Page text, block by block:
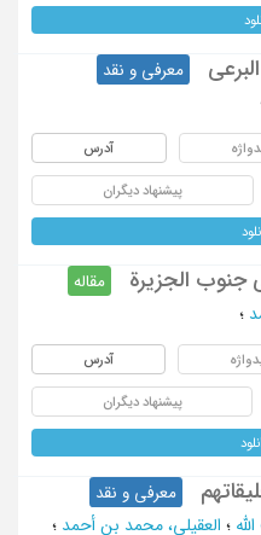
معرفی و نقد
آدرس
پیشنهاد دیگران
جنوب الجزیرة
مقاله
؛
آدرس
پیشنهاد دیگران
معرفی و نقد
؛ العقیلی، محمد بن أحمد ؛